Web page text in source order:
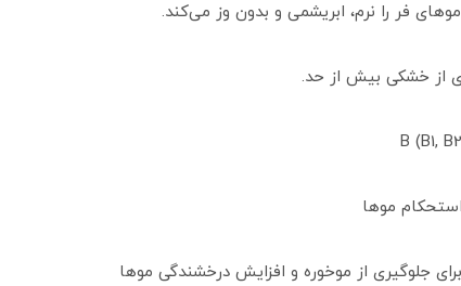
فر را نرم، ابریشمی و بدون وز می‌کند.
از خشکی بیش از حد.
موها
جلوگیری از موخوره و افزایش درخشندگی موها